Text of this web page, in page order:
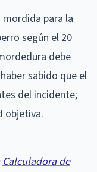
para la
según el 20
debe
sabido que el
del incidente;
objetiva.
Calculadora de